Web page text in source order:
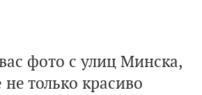
фото с улиц Минска,
только красиво